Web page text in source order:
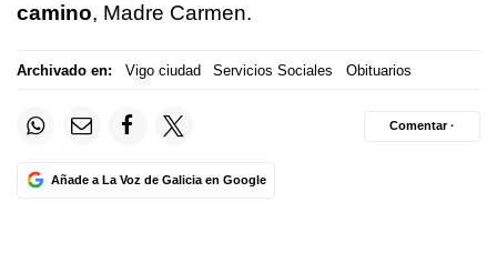
camino, Madre Carmen.
Archivado en: Vigo ciudad Servicios Sociales Obituarios
Añade a La Voz de Galicia en Google
Comentar ·